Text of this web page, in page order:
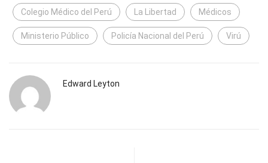
Colegio Médico del Perú La Libertad Médicos
Ministerio Público Policía Nacional del Perú Virú
Edward Leyton